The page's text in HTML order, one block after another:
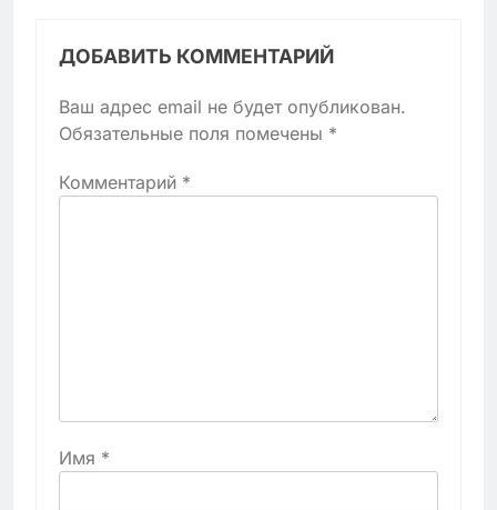
ДОБАВИТЬ КОММЕНТАРИЙ
Ваш адрес email не будет опубликован.
Обязательные поля помечены *
Комментарий *
Имя *